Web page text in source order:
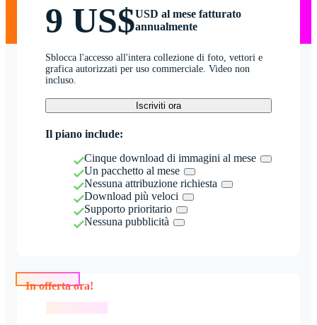
9 US$USD al mese fatturato
annualmente
Sblocca l'accesso all'intera collezione di foto, vettori e
grafica autorizzati per uso commerciale. Video non
incluso.
Iscriviti ora
Il piano include:
Cinque download di immagini al mese
Un pacchetto al mese
Nessuna attribuzione richiesta
Download più veloci
Supporto prioritario
Nessuna pubblicità